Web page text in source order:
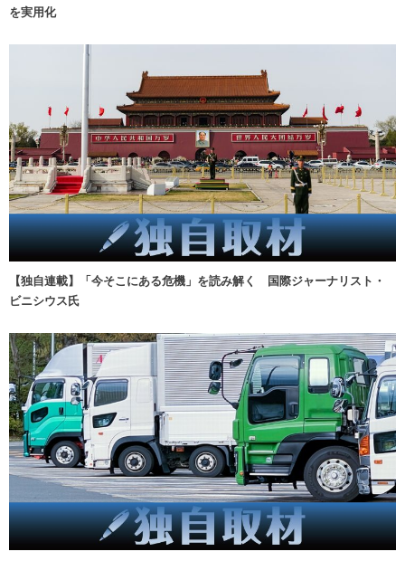
を実用化
【独自連載】「今そこにある危機」を読み解く 国際ジャーナリスト・
ビニシウス氏